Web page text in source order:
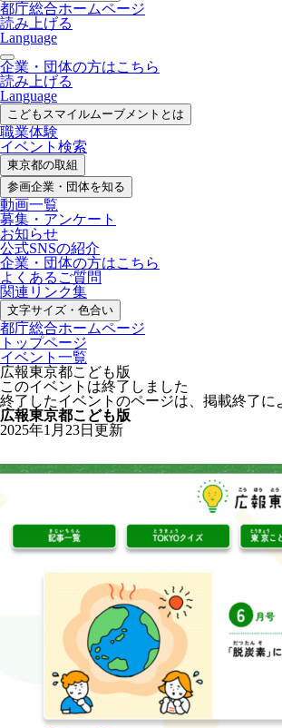
都庁総合ホームページ
読み上げる
Language
企業・団体の方はこちら
読み上げる
Language
こどもスマイルムーブメントとは
職業体験
イベント検索
東京都の取組
参画企業・ 団体を知る
動画一覧
募集・ アンケート
お知らせ
公式SNSの紹介
企業・団体の方はこちら
よくあるご質問
関連リンク集
文字サイズ・色合い
都庁総合ホームページ
トップページ
イベント一覧
広報東京都こども版
このイベントは終了しました
終了したイベントのページは、掲載終了
広報東京都こども版
2025年1月23日更新